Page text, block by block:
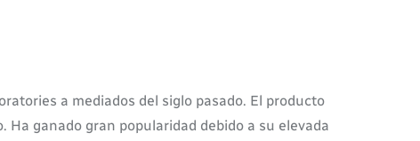
a mediados del siglo pasado. El producto
ganado gran popularidad debido a su elevada